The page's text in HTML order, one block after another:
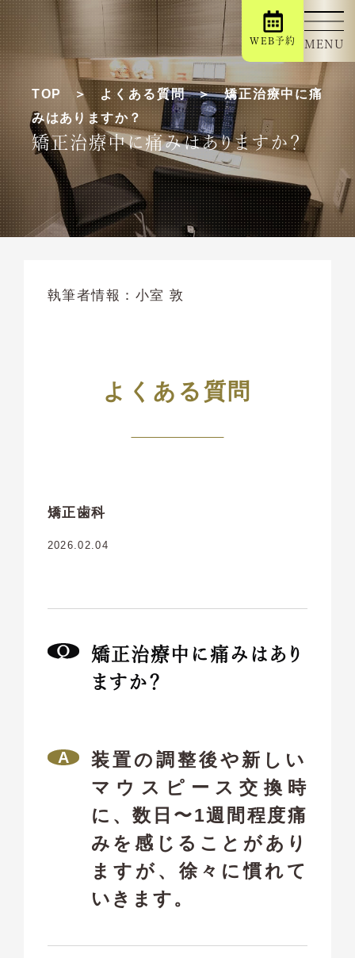
TOP よくある質問
矯正治療中に痛
みはありますか？
矯正治療中に痛みはありますか？
執筆者情報： 小室 敦
よくある質問
矯正歯科
2026.02.04
矯正治療中に痛みはあり
ますか？
装置の調整後や新しい
マウスピース交換時
に、数日〜1週間程度痛
みを感じることがあり
ますが、徐々に慣れて
いきます。
MENU
WEB予約